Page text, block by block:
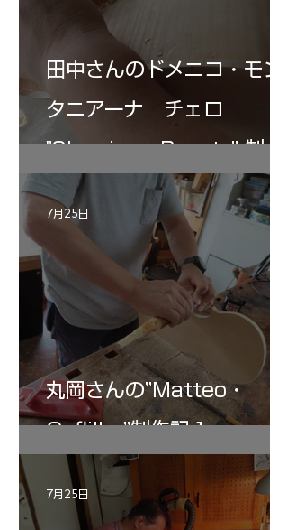
田中さんのドメニコ・モン
タニアーナ チェロ
"Sleeping・Beauty” 制作
記 30
丸岡さんの”Matteo・
Gofliller”制作記１
7月25日
7月25日